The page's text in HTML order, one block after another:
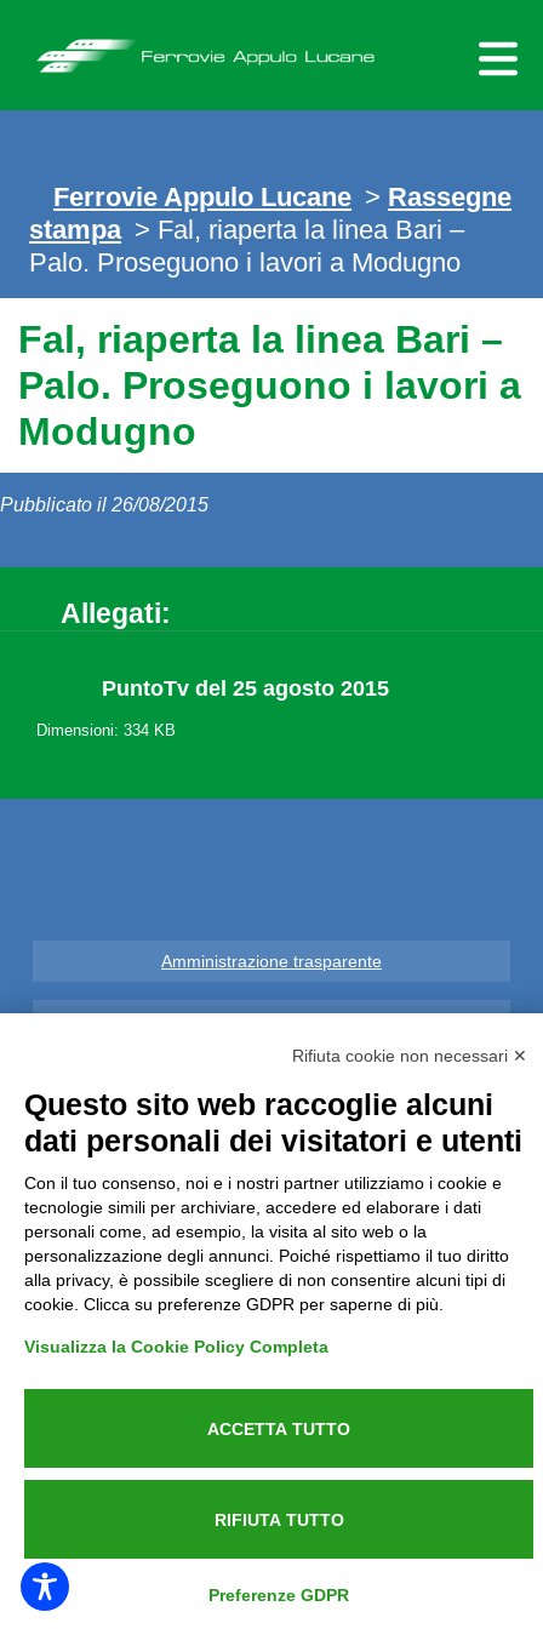
content
Ferrovie Appulo Lucane > Rassegne
stampa > Fal, riaperta la linea Bari –
Palo. Proseguono i lavori a Modugno
Fal, riaperta la linea Bari –
Palo. Proseguono i lavori a
Modugno
Pubblicato il 26/08/2015
Allegati:
PuntoTv del 25 agosto 2015
Dimensioni: 334 KB
Amministrazione trasparente
Informative GDPR (679/2016)
Reclami
Rimborsi ed Indennizzi
Contatti
Azienda certificata UNI EN ISO 9001:2015
Rifiuta cookie non necessari ✕
Questo sito web raccoglie alcuni
dati personali dei visitatori e utenti
Con il tuo consenso, noi e i nostri partner utilizziamo i cookie e
tecnologie simili per archiviare, accedere ed elaborare i dati
personali come, ad esempio, la visita al sito web o la
personalizzazione degli annunci. Poiché rispettiamo il tuo diritto
alla privacy, è possibile scegliere di non consentire alcuni tipi di
cookie. Clicca su preferenze GDPR per saperne di più.
Visualizza la Cookie Policy Completa
ACCETTA TUTTO
RIFIUTA TUTTO
Preferenze GDPR